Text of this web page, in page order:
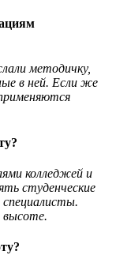
методичку,
в ней. Если же
колледжей и
студенческие
специалисты.
высоте.